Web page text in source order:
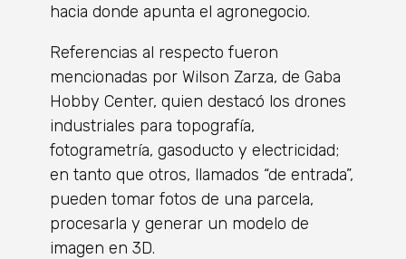
hacia donde apunta el agronegocio.
Referencias al respecto fueron
mencionadas por Wilson Zarza, de Gaba
Hobby Center, quien destacó los drones
industriales para topografía,
fotogrametría, gasoducto y electricidad;
en tanto que otros, llamados “de entrada”,
pueden tomar fotos de una parcela,
procesarla y generar un modelo de
imagen en 3D.